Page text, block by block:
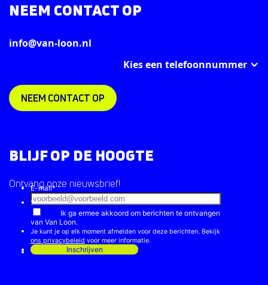
BLIJF OP DE HOOGTE
Ontvang onze nieuwsbrief!
NEEM CONTACT OP
info@van-loon.nl
Kies een telefoonnummer
NEEM CONTACT OP